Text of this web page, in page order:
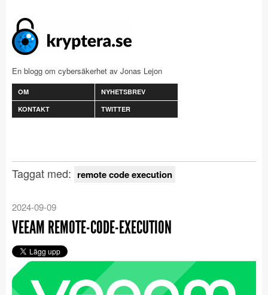
En blogg om cybersäkerhet av Jonas Lejon
OM
NYHETSBREV
KONTAKT
TWITTER
Taggat med: remote code execution
2024-09-09
VEEAM REMOTE-CODE-EXECUTION